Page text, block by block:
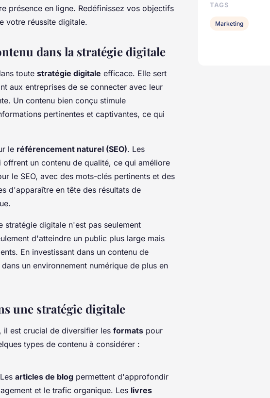
présence en ligne. Redéfinissez vos objectifs
votre réussite digitale.
dans la stratégie digitale
toute stratégie digitale efficace. Elle sert
aux entreprises de se connecter avec leur
Un contenu bien conçu stimule
pertinentes et captivantes, ce qui
le référencement naturel (SEO). Les
un contenu de qualité, ce qui améliore
le SEO, avec des mots-clés pertinents et des
d'apparaître en tête des résultats de
stratégie digitale n'est pas seulement
d'atteindre un public plus large mais
En investissant dans un contenu de
un environnement numérique de plus en
une stratégie digitale
, il est crucial de diversifier les formats pour
types de contenu à considérer :
articles de blog permettent d'approfondir
et le trafic organique. Les livres
TAGS
Marketing